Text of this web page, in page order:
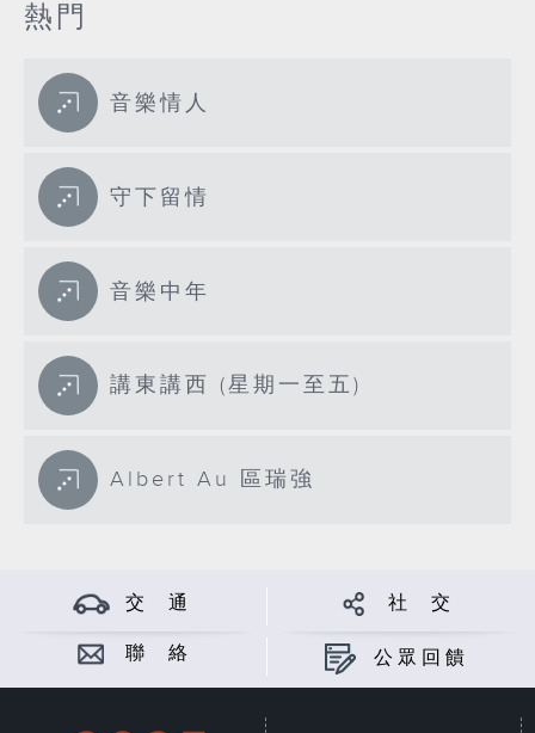
熱門
音樂情人
守下留情
音樂中年
講東講西 (星期一至五)
Albert Au 區瑞強
交 通 社 交
聯 絡 公眾回饋